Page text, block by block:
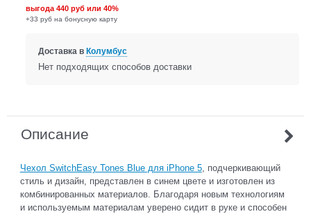
выгода440 руб или40%
+33 руб на бонусную карту
Доставка в Колумбус
Нет подходящих способов доставки
Описание
Чехол SwitchEasy Tones Blue для iPhone 5, подчеркивающий
стиль и дизайн, представлен в синем цвете и изготовлен из
комбинированных материалов. Благодаря новым технологиям
и используемым материалам уверено сидит в руке и способен